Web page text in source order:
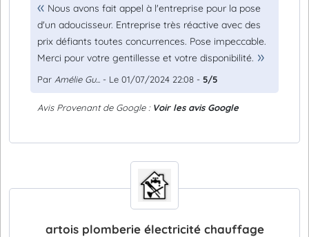
Nous avons fait appel à l'entreprise pour la pose
d'un adoucisseur. Entreprise très réactive avec des
prix défiants toutes concurrences. Pose impeccable.
Merci pour votre gentillesse et votre disponibilité.
Par Amélie Gu... - Le 01/07/2024 22:08 - 5/5
Avis Provenant de Google : Voir les avis Google
artois plomberie électricité chauffage